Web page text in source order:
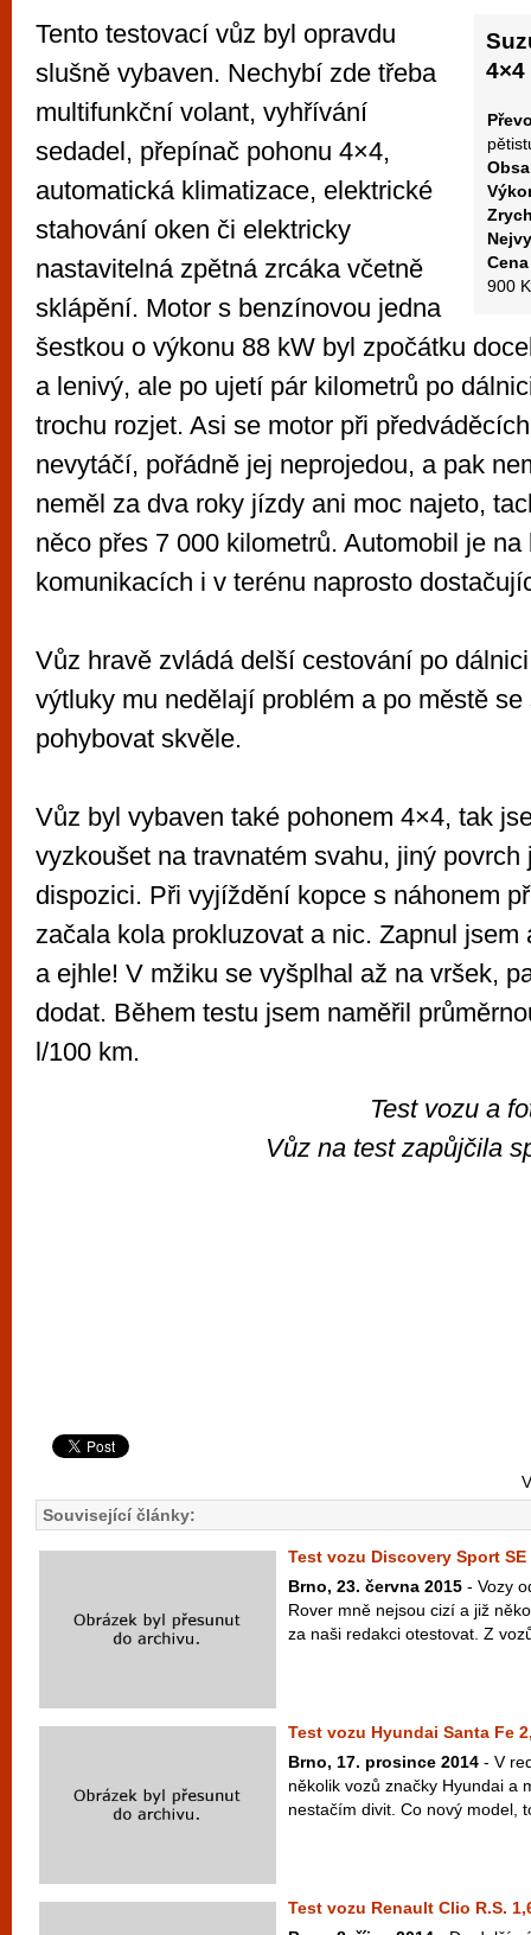
4×4
900
Tento testovací vůz byl opravdu
slušně vybaven. Nechybí zde třeba
multifunkční volant, vyhřívání
sedadel, přepínač pohonu 4×4,
automatická klimatizace, elektrické
stahování oken či elektricky
nastavitelná zpětná zrcáka včetně
sklápění. Motor s benzínovou jedna
šestkou o výkonu 88 kW byl zpočátku
a lenivý, ale po ujetí pár kilometrů po
trochu rozjet. Asi se motor při
nevytáčí, pořádně jej neprojedou, a pak
neměl za dva roky jízdy ani moc najeto,
něco přes 7 000 kilometrů. Automobil je
komunikacích i v terénu naprosto
Vůz hravě zvládá delší cestování po
výtluky mu nedělají problém a po městě
pohybovat skvěle.
Vůz byl vybaven také pohonem 4×4, tak
vyzkoušet na travnatém svahu, jiný povrch
dispozici. Při vyjíždění kopce s náhonem
začala kola prokluzovat a nic. Zapnul jsem
a ejhle! V mžiku se vyšplhal až na vršek,
dodat. Během testu jsem naměřil
l/100 km.
Test vozu a
Vůz na test zapůjčila
Související články:
Test vozu Discovery Sport
Brno, 23. června 2015 - Vozy
Rover mně nejsou cizí a již
za naši redakci otestovat. Z
Test vozu Hyundai Santa Fe
Brno, 17. prosince 2014 - V
několik vozů značky Hyundai a
nestačím divit. Co nový model,
Test vozu Renault Clio R.S.